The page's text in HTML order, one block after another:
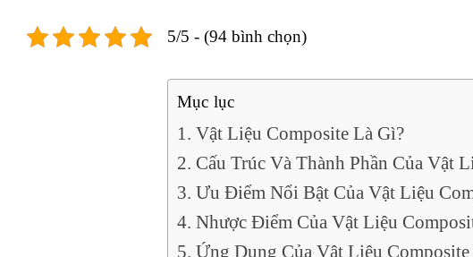
5/5 - (94 bình chọn)
Mục lục
1. Vật Liệu Composite Là Gì?
2. Cấu Trúc Và Thành Phần Của Vật
3. Ưu Điểm Nổi Bật Của Vật Liệu
4. Nhược Điểm Của Vật Liệu
5. Ứng Dụng Của Vật Liệu